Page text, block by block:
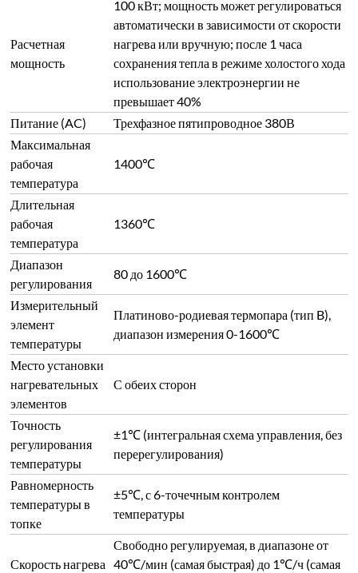
Расчетная
мощность
100 кВт; мощность может регулироваться
автоматически в зависимости от скорости
нагрева или вручную; после 1 часа
сохранения тепла в режиме холостого хода
использование электроэнергии не
превышает 40%
Питание (AC)
Трехфазное пятипроводное 380В
Максимальная
рабочая
температура
1400℃
Длительная
рабочая
температура
1360℃
Диапазон
регулирования
80 до 1600℃
Измерительный
элемент
температуры
Платиново-родиевая термопара (тип B),
диапазон измерения 0-1600℃
Место установки
нагревательных
элементов
С обеих сторон
Точность
регулирования
температуры
±1℃ (интегральная схема управления, без
перерегулирования)
Равномерность
температуры в
топке
±5℃, с 6-точечным контролем
температуры
Скорость нагрева
Свободно регулируемая, в диапазоне от
40℃/мин (самая быстрая) до 1℃/ч (самая